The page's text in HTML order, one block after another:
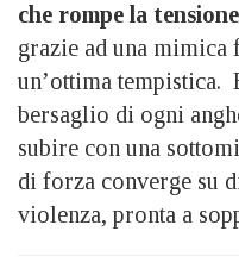
che rompe la
grazie ad una mimica
un’ottima tempistica.
bersaglio di ogni
subire con una
di forza converge su
violenza, pronta a